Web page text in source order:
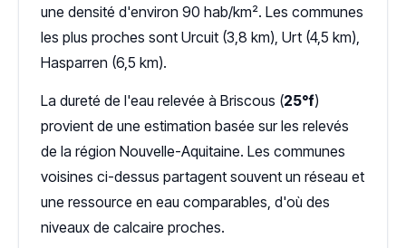
une densité d'environ 90 hab/km². Les communes
les plus proches sont Urcuit (3,8 km), Urt (4,5 km),
Hasparren (6,5 km).
La dureté de l'eau relevée à Briscous (25°f)
provient de une estimation basée sur les relevés
de la région Nouvelle-Aquitaine. Les communes
voisines ci-dessus partagent souvent un réseau et
une ressource en eau comparables, d'où des
niveaux de calcaire proches.